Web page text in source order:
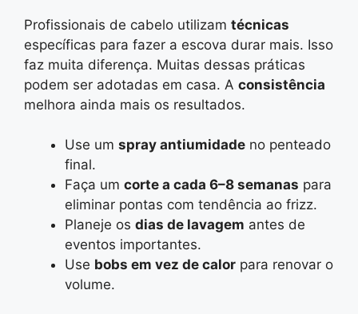
Profissionais de cabelo utilizam técnicas
específicas para fazer a escova durar mais. Isso
faz muita diferença. Muitas dessas práticas
podem ser adotadas em casa. A consistência
melhora ainda mais os resultados.
Use um spray antiumidade no penteado
final.
Faça um corte a cada 6–8 semanas para
eliminar pontas com tendência ao frizz.
Planeje os dias de lavagem antes de
eventos importantes.
Use bobs em vez de calor para renovar o
volume.